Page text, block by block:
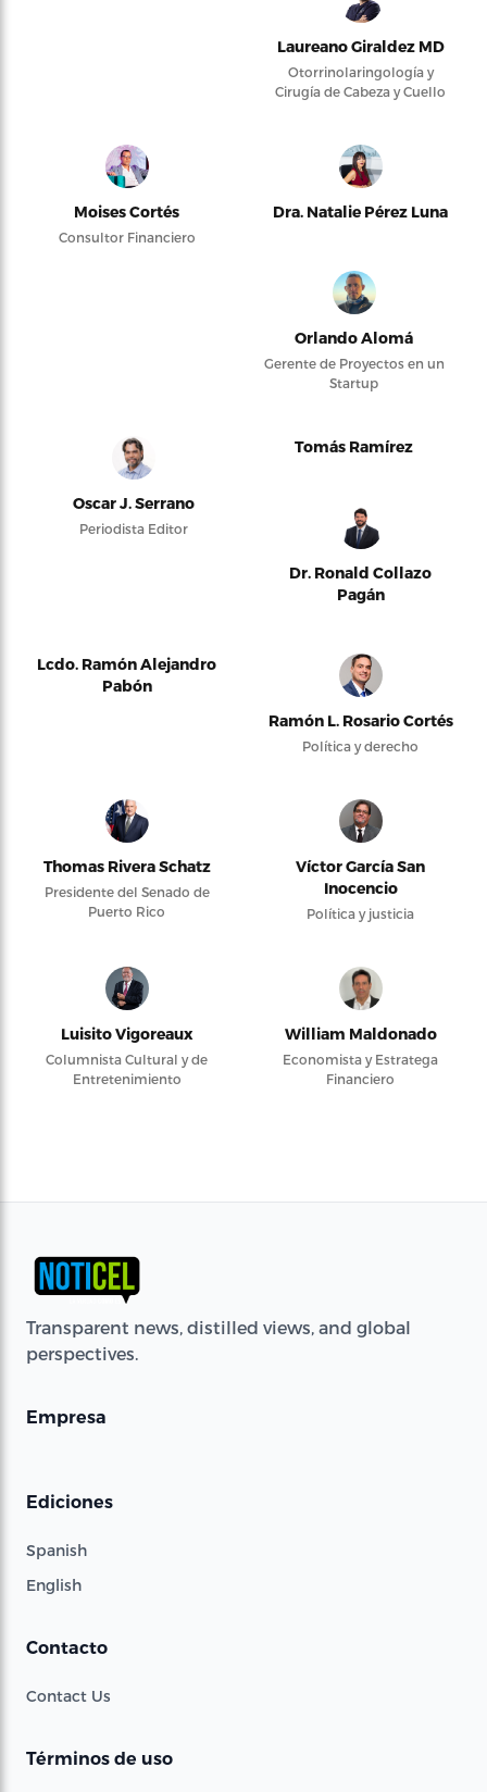
Laureano Giraldez MD
Otorrinolaringología y
Cirugía de Cabeza y Cuello
Moises Cortés
Consultor Financiero
Dra. Natalie Pérez Luna
Orlando Alomá
Gerente de Proyectos en un
Startup
Oscar J. Serrano
Periodista Editor
Tomás Ramírez
Dr. Ronald Collazo
Pagán
Lcdo. Ramón Alejandro
Pabón
Ramón L. Rosario Cortés
Política y derecho
Thomas Rivera Schatz
Presidente del Senado de
Puerto Rico
Víctor García San
Inocencio
Política y justicia
Luisito Vigoreaux
Columnista Cultural y de
Entretenimiento
William Maldonado
Economista y Estratega
Financiero
Transparent news, distilled views, and global
perspectives.
Empresa
Ediciones
Spanish
English
Contacto
Contact Us
Términos de uso